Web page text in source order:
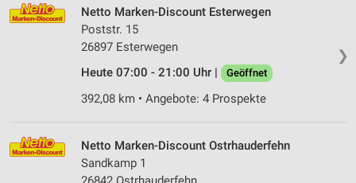
❯
Netto Marken-Discount Esterwegen
Poststr. 15
26897 Esterwegen
Heute 07:00 - 21:00 Uhr |
Geöffnet
392,08 km • Angebote: 4 Prospekte
Netto Marken-Discount Ostrhauderfehn
Sandkamp 1